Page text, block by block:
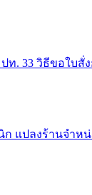
ท. 33 วิธีขอใบสั่ง
ก แปลงร้านจำห